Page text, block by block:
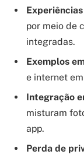
por meio de
integradas.
Exemplos
e internet
Integração
misturam
app.
Perda de